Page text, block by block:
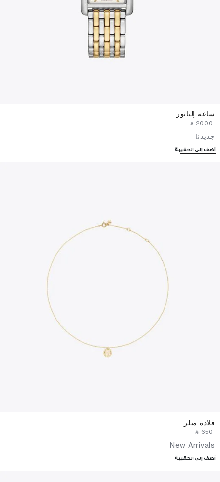
ساعة إليانور
‎ ⃁ ⁦2000⁩ ‎
جديدنا
أضف إلى الحقيبة
قلادة ميلر
‎ ⃁ ⁦650⁩ ‎
New Arrivals
أضف إلى الحقيبة